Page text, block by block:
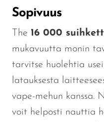
Sopivuus
The 16 000
mukavuutta monin
tarvitse huolehtia
latauksesta
vape-mehun kanssa.
voit helposti nauttia